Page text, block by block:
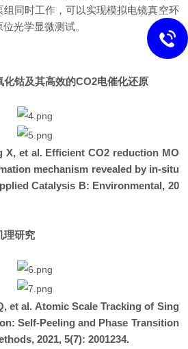
同时工作，可以实现模拟电镜真空环
光学显微测试。
化钴及其高效的CO2电催化还原
X, et al. Efficient CO2 reduction MO
mechanism revealed by in-situ
Catalysis B: Environmental, 20
理研究
et al. Atomic Scale Tracking of Sing
Self‐Peeling and Phase Transition
2021, 5(7): 2001234.